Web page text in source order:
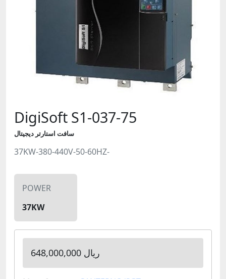
DigiSoft S1-037-75
سافت استارتر دیجیتال
37KW-380-440V-50-60HZ-
POWER
37KW
648,000,000 ریال